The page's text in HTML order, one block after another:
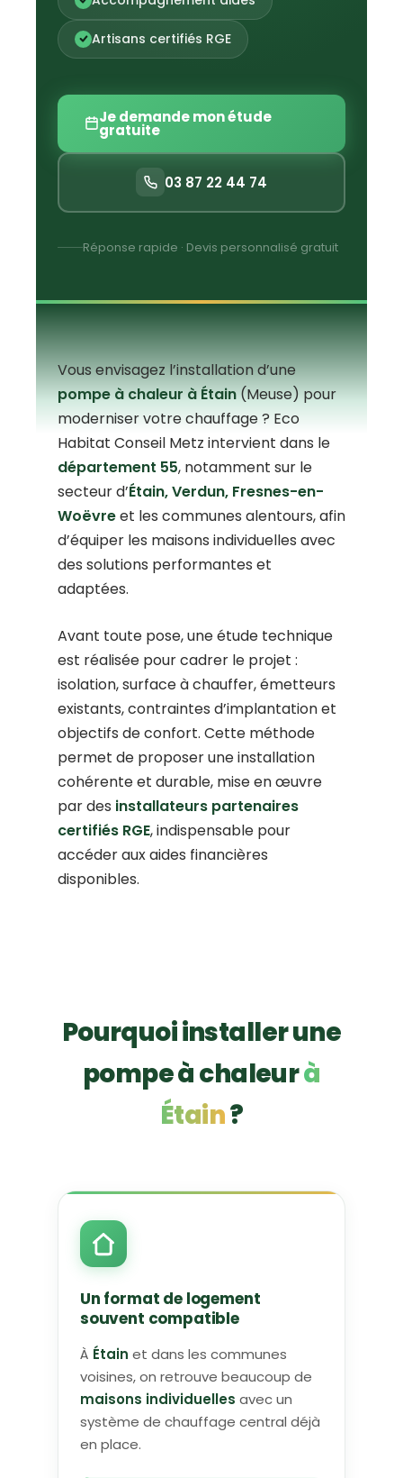
Artisans certifiés RGE
Je demande mon étude
gratuite
03 87 22 44 74
Réponse rapide · Devis personnalisé gratuit
Vous envisagez l’installation d’une
pompe à chaleur à Étain(Meuse) pour
moderniser votre chauffage ? Eco
Habitat Conseil Metz intervient dans le
département 55, notamment sur le
secteur d’Étain, Verdun, Fresnes-en-
Woëvreet les communes alentours, afin
d’équiper les maisons individuelles avec
des solutions performantes et
adaptées.
Avant toute pose, une étude technique
est réalisée pour cadrer le projet :
isolation, surface à chauffer, émetteurs
existants, contraintes d’implantation et
objectifs de confort. Cette méthode
permet de proposer une installation
cohérente et durable, mise en œuvre
par des installateurs partenaires
certifiés RGE, indispensable pour
accéder aux aides financières
disponibles.
Pourquoi installer une
pompe à chaleurà
Étain?
Un format de logement
souvent compatible
À Étain et dans les communes
voisines, on retrouve beaucoup de
maisons individuelles avec un
système de chauffage central déjà
en place.